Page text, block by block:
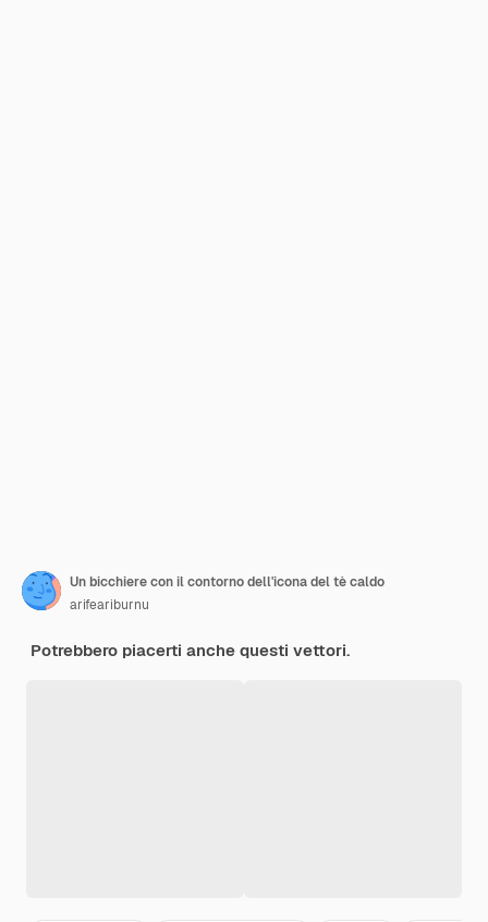
Un bicchiere con il contorno dell'icona del tè caldo
arifeariburnu
Potrebbero piacerti anche questi vettori.